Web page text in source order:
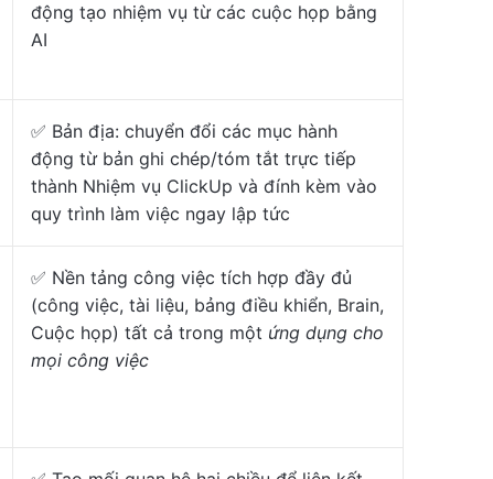
động tạo nhiệm vụ từ các cuộc họp bằng
AI
✅ Bản địa: chuyển đổi các mục hành
động từ bản ghi chép/tóm tắt trực tiếp
thành Nhiệm vụ ClickUp và đính kèm vào
quy trình làm việc ngay lập tức
✅ Nền tảng công việc tích hợp đầy đủ
(công việc, tài liệu, bảng điều khiển, Brain,
Cuộc họp) tất cả trong một ứng dụng cho
mọi công việc